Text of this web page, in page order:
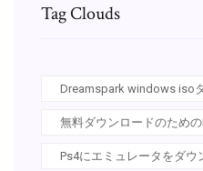
Tag Clouds
Dreamspark windows iso
無料ダウンロードのため
Ps4にエミュレータをダウ